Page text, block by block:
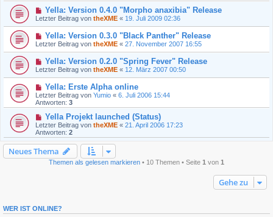
Yella: Version 0.4.0 "Morpho anaxibia" Release
Letzter Beitrag von theXME « 19. Juli 2009 02:36
Yella: Version 0.3.0 "Black Panther" Release
Letzter Beitrag von theXME « 27. November 2007 16:55
Yella: Version 0.2.0 "Spring Fever" Release
Letzter Beitrag von theXME « 12. März 2007 00:50
Yella: Erste Alpha online
Letzter Beitrag von Yumio « 6. Juli 2006 15:44
Antworten: 3
Yella Projekt launched (Status)
Letzter Beitrag von theXME « 21. April 2006 17:23
Antworten: 2
Neues Thema
Themen als gelesen markieren • 10 Themen • Seite 1 von 1
Gehe zu
WER IST ONLINE?